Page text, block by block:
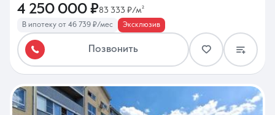
4 250 000 ₽83 333 ₽/м²
В ипотеку от 46 739 ₽/мес Эксклюзив
Позвонить